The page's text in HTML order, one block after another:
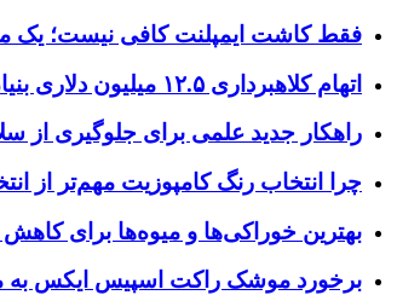
فقط کاشت ایمپلنت کافی نیست؛ یک
اتهام کلاهبرداری ۱۲.۵ میلیون دلاری بنیان‌گذار بیت‌ریور (BitRiver) در پرونده تجهیزات استخراج رمزارز
راهکار جدید علمی برای جلوگیری از
چرا انتخاب رنگ کامپوزیت مهم‌تر از
بهترین خوراکی‌ها و میوه‌ها برای
برخورد موشک راکت اسپیس ایکس به